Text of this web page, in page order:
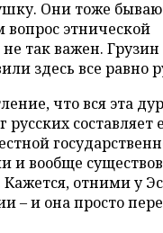
Они тоже
вопрос этнической
так важен. Грузин
здесь все равно
что вся эта
русских составляет
и вообще
Кажется, отними у
– и она просто